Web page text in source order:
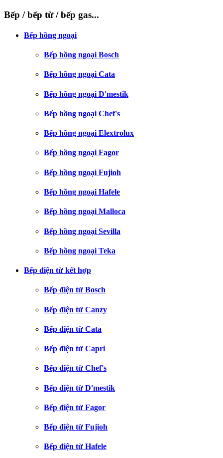
Bếp / bếp từ / bếp gas...
Bếp hồng ngoại
Bếp hồng ngoại Bosch
Bếp hồng ngoại Cata
Bếp hồng ngoại D'mestik
Bếp hồng ngoại Chef's
Bếp hồng ngoại Elextrolux
Bếp hồng ngoại Fagor
Bếp hồng ngoại Fujioh
Bếp hồng ngoại Hafele
Bếp hồng ngoại Malloca
Bếp hồng ngoại Sevilla
Bếp hồng ngoại Teka
Bếp điện từ kết hợp
Bếp điện từ Bosch
Bếp điện từ Canzy
Bếp điện từ Cata
Bếp điện từ Capri
Bếp điện từ Chef's
Bếp điện từ D'mestik
Bếp điện từ Fagor
Bếp điện từ Fujioh
Bếp điện từ Hafele